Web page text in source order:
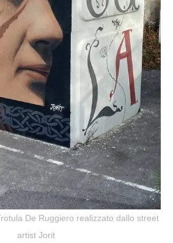
De Ruggiero realizzato dallo street
artist Jorit